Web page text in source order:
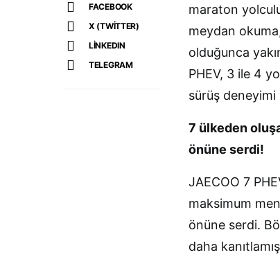
FACEBOOK
X (TWITTER)
LINKEDIN
TELEGRAM
maraton
meydan
olduğunca
PHEV, 3 ile 4
sürüş deneyimi
7 ülkeden
önüne serdi!
JAECOO 7
maksimum
önüne serdi.
daha